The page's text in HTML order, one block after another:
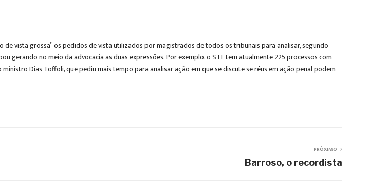
vista grossa” os pedidos de vista utilizados por magistrados de todos os tribunais para analisar, segundo
gerando no meio da advocacia as duas expressões. Por exemplo, o STF tem atualmente 225 processos com
Dias Toffoli, que pediu mais tempo para analisar ação em que se discute se réus em ação penal podem
PRÓXIMO
Barroso, o recordista